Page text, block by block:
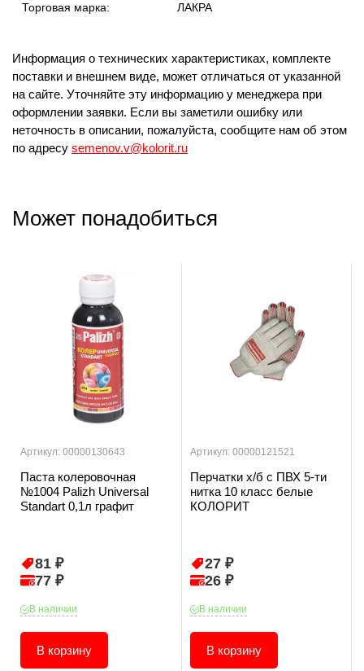
Торговая марка: ЛАКРА
Информация о технических характеристиках, комплекте
поставки и внешнем виде, может отличаться от указанной
на сайте. Уточняйте эту информацию у менеджера при
оформлении заявки. Если вы заметили ошибку или
неточность в описании, пожалуйста, сообщите нам об этом
по адресу semenov.v@kolorit.ru
Может понадобиться
Артикул: 00000130643
Паста колеровочная
№1004 Palizh Universal
Standart 0,1л графит
81 ₽
77 ₽
В наличии
В корзину
Артикул: 00000121521
Перчатки х/б с ПВХ 5-ти
нитка 10 класс белые
КОЛОРИТ
27 ₽
26 ₽
В наличии
В корзину